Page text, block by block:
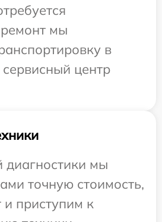
мы
в
центр
диагностики мы
точную стоимость,
приступим к